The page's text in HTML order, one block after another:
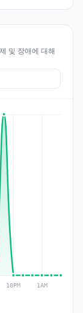
및 장애에 대해